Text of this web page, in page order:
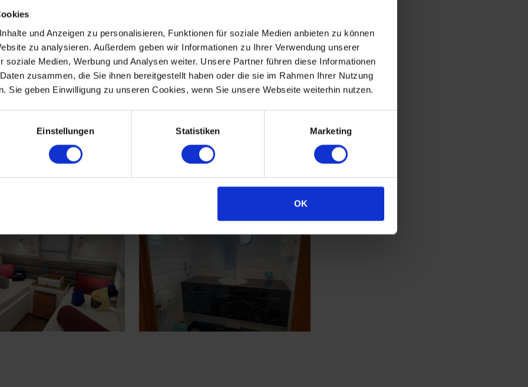
und Anzeigen zu personalisieren, Funktionen für soziale Medien anbieten zu können
zu analysieren. Außerdem geben wir Informationen zu Ihrer Verwendung unserer
soziale Medien, Werbung und Analysen weiter. Unsere Partner führen diese Informationen
zusammen, die Sie ihnen bereitgestellt haben oder die sie im Rahmen Ihrer Nutzung
Sie geben Einwilligung zu unseren Cookies, wenn Sie unsere Webseite weiterhin nutzen.
Einstellungen Statistiken Marketing
OK
einen Kühlschrank, eine individuell regulierbare
hervorzuheben sind die zwei geräumigen Suiten auf dem
und zusätzlichem Raum für Paare oder Gäste, die Wert auf
befinden sich auf dem Hauptdeck und im Unterdeck.
zur Verfügung.